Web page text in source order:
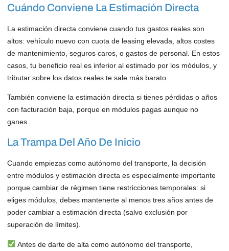
Cuándo Conviene La Estimación Directa
La estimación directa conviene cuando tus gastos reales son
altos: vehículo nuevo con cuota de leasing elevada, altos costes
de mantenimiento, seguros caros, o gastos de personal. En estos
casos, tu beneficio real es inferior al estimado por los módulos, y
tributar sobre los datos reales te sale más barato.
También conviene la estimación directa si tienes pérdidas o años
con facturación baja, porque en módulos pagas aunque no
ganes.
La Trampa Del Año De Inicio
Cuando empiezas como autónomo del transporte, la decisión
entre módulos y estimación directa es especialmente importante
porque cambiar de régimen tiene restricciones temporales: si
eliges módulos, debes mantenerte al menos tres años antes de
poder cambiar a estimación directa (salvo exclusión por
superación de límites).
Antes de darte de alta como autónomo del transporte,